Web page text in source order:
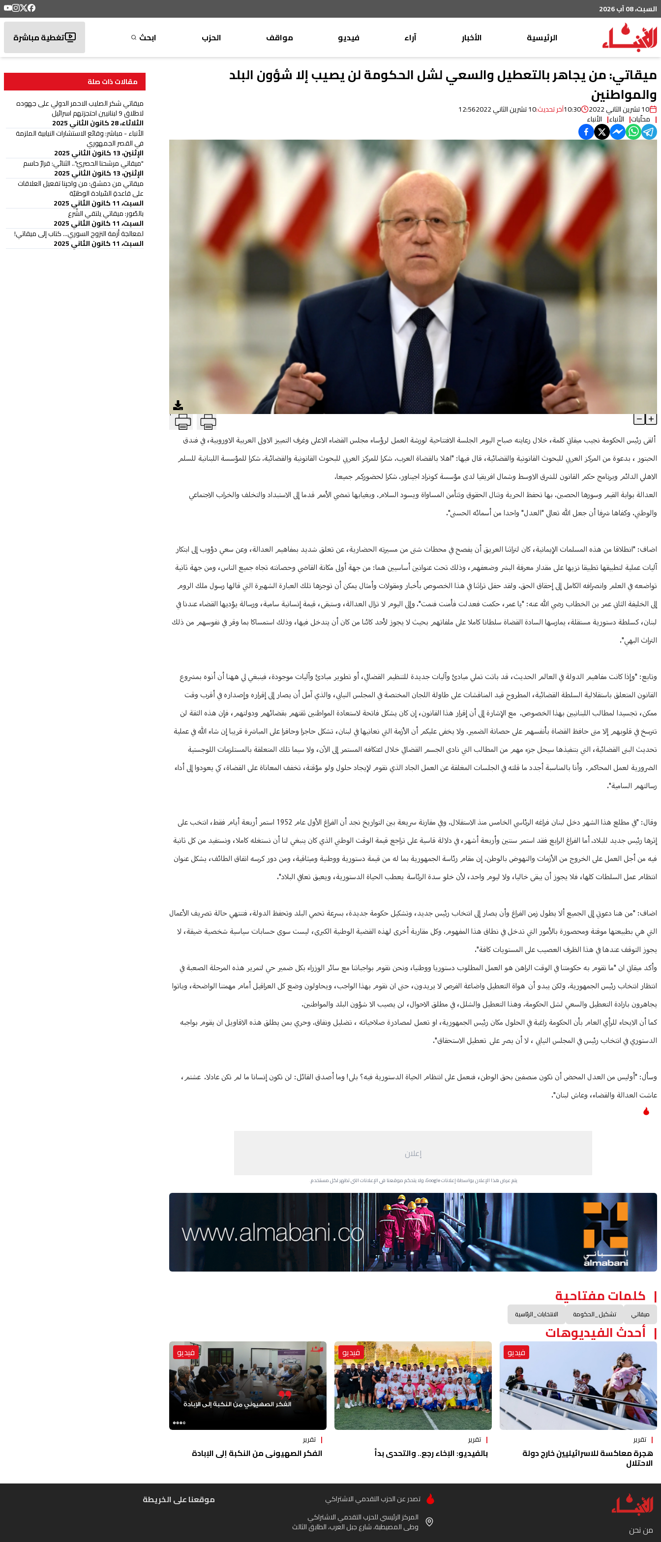
السبت، 08 آب 2026
الرئيسية
الأخبار
محليات
عربي دولي
إقتصاد
رياضة
من لبنان
ثقافة ومجتمع
منوعات
آراء
موقف
الأنباء
مختارات
صحافة
أجنبية
بريد
فيديو مواقف
وليد جنبلاط
تيمور جنبلاط
الحزب ابحث تغطية مباشرة
ميقاتي: من يجاهر بالتعطيل والسعي لشل الحكومة لن يصيب إلا شؤون البلد
والمواطنين
10 تشرين الثاني 2022 10:30آخر تحديث:10 تشرين الثاني 2022 12:56
محلّيات الأنباء الأنباء
ميقاتي: من يجاهر بالتعطيل والسعي لشل الحكومة لن يصيب إلا شؤون البلد والمواطنين T
Article Content
ألقى رئيس الحكومة نجيب ميقاتي كلمة، خلال رعايته صباح اليوم الجلسة الافتتاحية لورشة العمل لرؤساء مجلس القضاء الاعلى وغرف التمييز الاولى العربية الاوروبية، في فندق
الحبتور ، بدعوة من المركز العربي للبحوث القانونية والقضائية، قال فيها: "اهلا بالقضاة العرب. شكرا للمركز العربي للبحوث القانونية والقضائية. شكرا للمؤسسة اللبنانية للسلم
الاهلي الدائم وبرنامج حكم القانون للشرق الاوسط وشمال افريقيا لدى مؤسسة كونراد اجيناور. شكرا لحضوركم جميعا.
العدالة بوابة القيم وسورها الحصين. بها تحفظ الحرية وتنال الحقوق وتتأمن المساواة ويسود السلام. وبغيابها تمضي الأمم قدما إلى الاستبداد والتخلف والخراب الاجتماعي
والوطني. وكفاها شرفا أن جعل الله تعالى "العدل" واحدا من أسمائه الحسنى".
اضاف: "انطلاقا من هذه المسلمات الإيمانية، كان لتراثنا العريق أن يفصح في محطات شتى من مسيرته الحضارية، عن تعلق شديد بمفاهيم العدالة، وعن سعي دؤوب إلى ابتكار
آليات عملية لتطبيقها تطبيقا نزيها على مقدار معرفة البشر وضعفهم، وذلك تحت عنوانين أساسيين هما: من جهة أولى مكانة القاضي وحصانته تجاه جميع الناس، ومن جهة ثانية
تواضعه في العلم وانصرافه الكامل إلى إحقاق الحق. ولقد حفل تراثنا في هذا الخصوص بأخبار ومقولات وأمثال يمكن أن توجزها تلك العبارة الشهيرة التي قالها رسول ملك الروم
إلى الخليفة الثاني عمر بن الخطاب رضي الله عنه: "يا عمر، حكمت فعدلت فأمنت فنمت". وإلى اليوم لا تزال العدالة، وستبقى، قيمة إنسانية سامية، ورسالة يؤديها القضاء عندنا في
لبنان، كسلطة دستورية مستقلة، يمارسها السادة القضاة سلطانا كاملا على ملفاتهم بحيث لا يجوز لأحد كائنا من كان أن يتدخل فيها، وذلك استمساكا بما وقر في نفوسهم من ذلك
التراث البهي".
وتابع: "وإذا كانت مفاهيم الدولة في العالم الحديث، قد باتت تملي مبادئ وآليات جديدة للتنظيم القضائي، أو تطوير مبادئ وآليات موجودة، فينبغي لي ههنا أن أنوه بمشروع
القانون المتعلق باستقلالية السلطة القضائية، المطروح قيد المناقشات على طاولة اللجان المختصة في المجلس النيابي، والذي آمل أن يصار إلى إقراره وإصداره في أقرب وقت
ممكن، تجسيدا لمطالب اللبنانيين بهذا الخصوص. مع الإشارة إلى أن إقرار هذا القانون، إن كان يشكل فاتحة لاستعادة المواطنين ثقتهم بقضائهم ودولتهم، فإن هذه الثقة لن
تترسخ في قلوبهم إلا متى حافظ القضاة بأنفسهم على حصانة الضمير. ولا يخفى عليكم أن الأزمة التي نعانيها في لبنان، تشكل حاجزا وحافزا على المباشرة قريبا إن شاء الله في عملية
تحديث البنى القضائية، التي بتنفيذها سيحل جزء مهم من المطالب التي نادى الجسم القضائي خلال اعتكافه المستمر إلى الآن، ولا سيما تلك المتعلقة بالمستلزمات اللوجستية
الضرورية لعمل المحاكم. وأنا بالمناسبة أجدد ما قلته في الجلسات المغلقة عن العمل الجاد الذي نقوم لإيجاد حلول ولو مؤقتة، تخفف المعاناة على القضاة، كي يعودوا إلى أداء
رسالتهم السامية".
وقال: "في مطلع هذا الشهر دخل لبنان فراغه الرئاسي الخامس منذ الاستقلال. وفي مقارنة سريعة بين التواريخ نجد أن الفراغ الأول عام 1952 استمر أربعة أيام فقط، انتخب على
إثرها رئيس جديد للبلاد. أما الفراغ الرابع فقد استمر سنتين وأربعة أشهر، في دلالة قاسية على تراجع قيمة الوقت الوطني الذي كان ينبغي لنا أن نستغله كاملا، ونستفيد من كل ثانية
فيه من أجل العمل على الخروج من الأزمات والنهوض بالوطن. إن مقام رئاسة الجمهورية بما له من قيمة دستورية ووطنية وميثاقية، ومن دور كرسه اتفاق الطائف، يشكل عنوان
انتظام عمل السلطات كلها، فلا يجوز أن يبقى خاليا، ولا ليوم واحد، لأن خلو سدة الرئاسة يعطب الحياة الدستورية، ويعيق تعافي البلاد".
اضاف: "من هنا دعوتي إلى الجميع ألا يطول زمن الفراغ وأن يصار إلى انتخاب رئيس جديد، وتشكيل حكومة جديدة، بسرعة تحمي البلد وتحفظ الدولة، فتنتهي حالة تصريف الأعمال
التي هي بطبيعتها موقتة ومحصورة بالأمور التي تدخل في نطاق هذا المفهوم. وكل مقاربة أخرى لهذه القضية الوطنية الكبرى، ليست سوى حسابات سياسية شخصية ضيقة، لا
يجوز التوقف عندها في هذا الظرف العصيب على المستويات كافة".
وأكد ميقاتي ان "ما تقوم به حكومتنا في الوقت الراهن هو العمل المطلوب دستوريا ووطنيا، ونحن نقوم بواجباتنا مع سائر الوزراء بكل ضمير حي لتمرير هذه المرحلة الصعبة في
انتظار انتخاب رئيس الجمهورية. ولكن يبدو أن هواة التعطيل واضاعة الفرص لا يريدون، حتى ان نقوم بهذا الواجب، ويحاولون وضع كل العراقيل أمام مهمتنا الواضحة، وباتوا
يجاهرون بارادة التعطيل والسعي لشل الحكومة. وهذا التعطيل والشلل، في مطلق الاحوال، لن يصيب الا شؤون البلد والمواطنين.
كما أن الايحاء للرأي العام بأن الحكومة راغبة في الحلول مكان رئيس الجمهورية، او تعمل لمصادرة صلاحياته ، تضليل ونفاق. وحري بمن يطلق هذه الاقاويل ان يقوم بواجبه
الدستوري في انتخاب رئيس في المجلس النيابي ، لا أن يصر على تعطيل الاستحقاق".
وسأل: "أوليس من العدل المحض أن نكون منصفين بحق الوطن، فنعمل على انتظام الحياة الدستورية فيه؟ بلى! وما أصدق القائل: لن تكون إنسانا ما لم تكن عادلا. عشتم،
عاشت العدالة والقضاء، وعاش لبنان".
إعلان
يتم عرض هذا الإعلان بواسطة إعلانات Google، ولا يتحكم موقعنا في الإعلانات التي تظهر لكل مستخدم.
Advertisement Section
كلمات مفتاحية
ميقاتي تشكيل_الحكومة الانتخابات_الرئاسية
أحدث الفيديوهات
فيديو
تقرير
هجرة معاكسة للاسرائيليين خارج دولة
الاحتلال
فيديو
تقرير
بالفيديو: الإخاء رجع.. والتحدي بدأ
فيديو
تقرير
الفكر الصهيوني من النكبة إلى الإبادة
مقالات ذات صلة
ميقاتي شكر الصليب الاحمر الدولي على جهوده
لاطلاق 9 لبنانيين احتجزتهم اسرائيل
الثلاثاء، 28 كانون الثاني 2025
الأنباء - مباشر: وقائع الاستشارات النيابية الملزمة
في القصر الجمهوري
الإثنين، 13 كانون الثاني 2025
"ميقاتي مرشحنا الحصريّ".. الثنائي: قرارٌ حاسم
الإثنين، 13 كانون الثاني 2025
ميقاتي من دمشق: من واجبِنا تفعيل العلاقات
على قاعدةِ السّيادة الوطنيّة
السبت، 11 كانون الثاني 2025
بالصّور: ميقاتي يلتقي الشّرع
السبت، 11 كانون الثاني 2025
لمعالجة أزمة النزوح السوري... كتاب إلى ميقاتي!
السبت، 11 كانون الثاني 2025
من نحن
تصدر عن الحزب التقدمي الاشتراكي
المركز الرئيسي للحزب التقدمي الاشتراكي
وطى المصيطبة، شارع جبل العرب، الطابق الثالث
موقعنا على الخريطة